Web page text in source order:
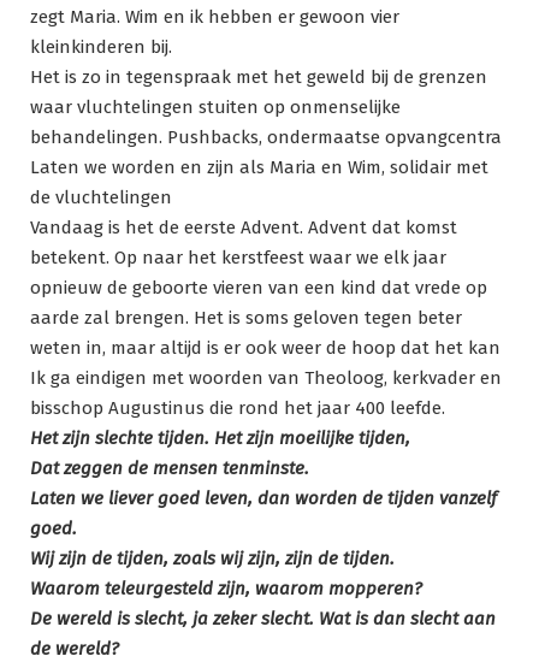
zegt Maria. Wim en ik hebben er gewoon vier
kleinkinderen bij.
Het is zo in tegenspraak met het geweld bij de grenzen
waar vluchtelingen stuiten op onmenselijke
behandelingen. Pushbacks, ondermaatse opvangcentra
Laten we worden en zijn als Maria en Wim, solidair met
de vluchtelingen
Vandaag is het de eerste Advent. Advent dat komst
betekent. Op naar het kerstfeest waar we elk jaar
opnieuw de geboorte vieren van een kind dat vrede op
aarde zal brengen. Het is soms geloven tegen beter
weten in, maar altijd is er ook weer de hoop dat het kan
Ik ga eindigen met woorden van Theoloog, kerkvader en
bisschop Augustinus die rond het jaar 400 leefde.
Het zijn slechte tijden. Het zijn moeilijke tijden,
Dat zeggen de mensen tenminste.
Laten we liever goed leven, dan worden de tijden vanzelf
goed.
Wij zijn de tijden, zoals wij zijn, zijn de tijden.
Waarom teleurgesteld zijn, waarom mopperen?
De wereld is slecht, ja zeker slecht. Wat is dan slecht aan
de wereld?